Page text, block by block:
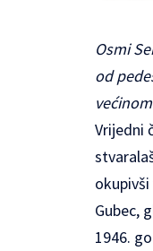
Osmi
od
Vrijedni
Gubec,
1946.